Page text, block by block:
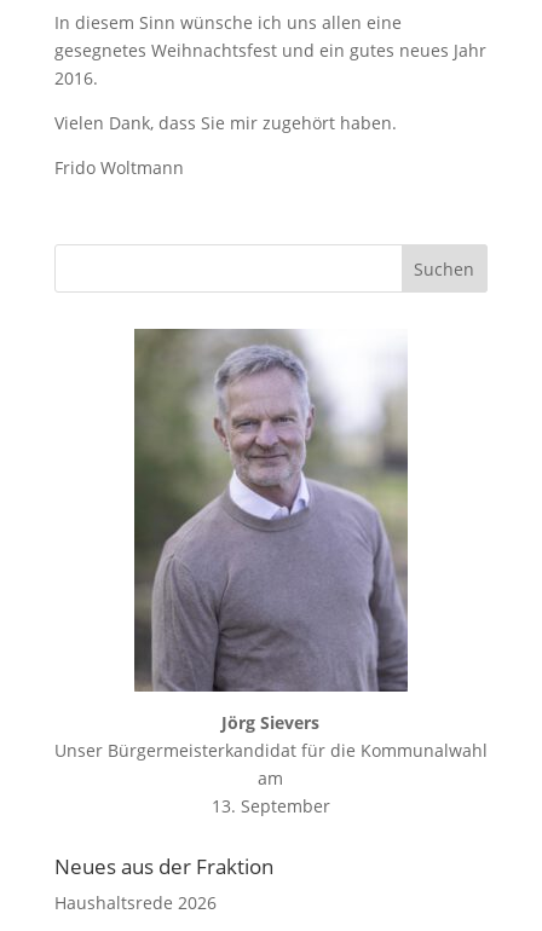
In diesem Sinn wünsche ich uns allen eine
gesegnetes Weihnachtsfest und ein gutes neues Jahr
2016.
Vielen Dank, dass Sie mir zugehört haben.
Frido Woltmann
Jörg Sievers
Unser Bürgermeisterkandidat für die Kommunalwahl
am
13. September
Neues aus der Fraktion
Haushaltsrede 2026